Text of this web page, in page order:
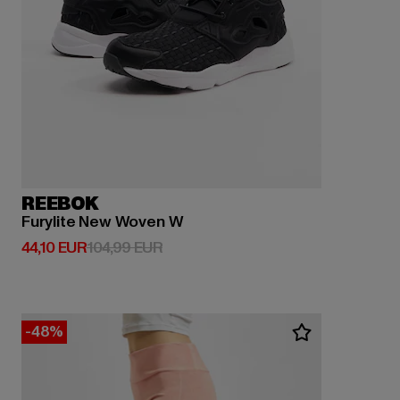
REEBOK
Furylite New Woven W
44,10 EUR
Derzeitiger Preis: 44,10 EUR
104,99 EURAktionspreis: 104,99 EUR
-48%